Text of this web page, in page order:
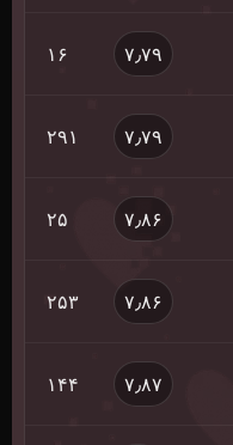
۷٫۷۹ ۱۶
۷٫۷۹ ۲۹۱
۷٫۸۶ ۲۵
۷٫۸۶ ۲۵۳
۷٫۸۷ ۱۴۴